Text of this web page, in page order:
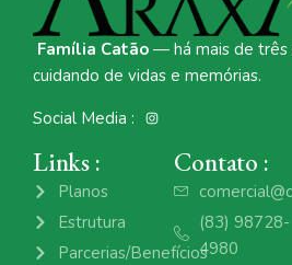
Família Catão — há mais de três
cuidando de vidas e memórias.
Social Media :
Links :
Planos
Estrutura
Parcerias/Benefícios
Contato :
(83) 98728-
4980